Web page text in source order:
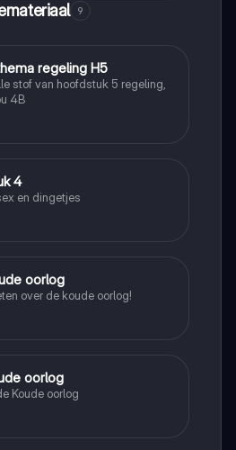
9
regeling H5
stof van hoofdstuk 5 regeling,
4B
4
en dingetjes
oorlog
over de koude oorlog!
oorlog
Koude oorlog